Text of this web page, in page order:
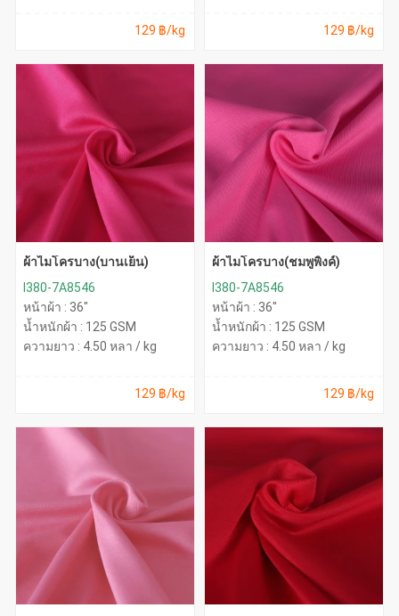
129 ฿/kg 129 ฿/kg
ผ้าไมโครบาง(บานเย็น)
I380-7A8546
หน้าผ้า : 36"
น้ำหนักผ้า : 125 GSM
ความยาว : 4.50 หลา / kg
129 ฿/kg
ผ้าไมโครบาง(ชมพูพิ้งค์)
I380-7A8546
หน้าผ้า : 36"
น้ำหนักผ้า : 125 GSM
ความยาว : 4.50 หลา / kg
129 ฿/kg